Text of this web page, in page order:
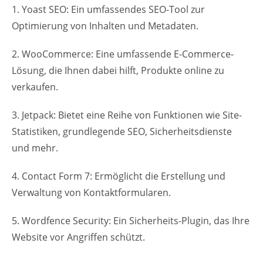
1. Yoast SEO: Ein umfassendes SEO-Tool zur
Optimierung von Inhalten und Metadaten.
2. WooCommerce: Eine umfassende E-Commerce-
Lösung, die Ihnen dabei hilft, Produkte online zu
verkaufen.
3. Jetpack: Bietet eine Reihe von Funktionen wie Site-
Statistiken, grundlegende SEO, Sicherheitsdienste
und mehr.
4. Contact Form 7: Ermöglicht die Erstellung und
Verwaltung von Kontaktformularen.
5. Wordfence Security: Ein Sicherheits-Plugin, das Ihre
Website vor Angriffen schützt.